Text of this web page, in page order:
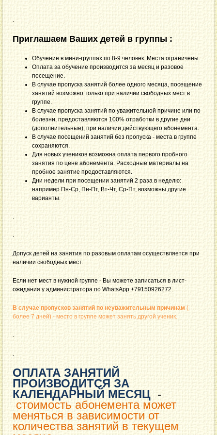
.
Приглашаем Ваших детей в группы :
Обучение в мини-группах по 8-9 человек. Места ограничены.
Оплата за обучение производится за месяц и разовое
посещение.
В случае пропуска занятий более одного месяца, посещение
занятий возможно только при наличии свободных мест в
группе.
В случае пропуска занятий по уважительной причине или по
болезни, предоставляются 100% отработки в другие дни
(дополнительные), при наличии действующего абонемента.
В случае посещений занятий без пропуска - места в группе
сохраняются.
Для новых учеников возможна оплата первого пробного
занятия по цене абонемента. Расходные материалы на
пробное занятие предоставляются.
Дни недели при посещении занятий 2 раза в неделю:
например Пн-Ср, Пн-Пт, Вт-Чт, Ср-Пт, возможны другие
варианты.
.
.
Допуск детей на занятия по разовым оплатам осуществляется при
наличии свободных мест.
Если нет мест в нужной группе - Вы можете записаться в лист-
ожидания у администратора по WhatsApp +79150926272.
В случае пропусков занятий по неуважительным причинам(
более 7 дней) - место в группе может занять другой ученик.
.
.
ОПЛАТА ЗАНЯТИЙ
ПРОИЗВОДИТСЯ ЗА
КАЛЕНДАРНЫЙ МЕСЯЦ-
стоимость абонемента может
меняться в зависимости от
количества занятий в текущем